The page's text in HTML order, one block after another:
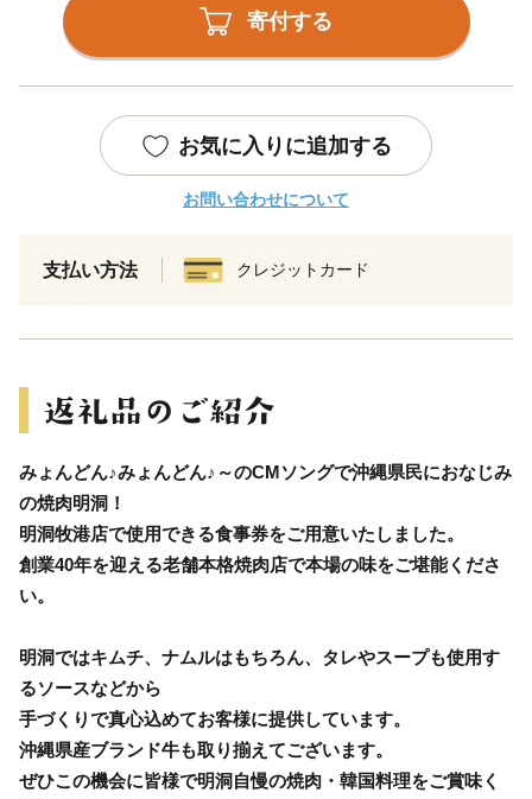
寄付する
お気に入りに追加する
お問い合わせについて
支払い方法 クレジットカード
みょんどん♪みょんどん♪～のCMソングで沖縄県民におなじみ
の焼肉明洞！
明洞牧港店で使用できる食事券をご用意いたしました。
創業40年を迎える老舗本格焼肉店で本場の味をご堪能くださ
い。
明洞ではキムチ、ナムルはもちろん、タレやスープも使用す
るソースなどから
手づくりで真心込めてお客様に提供しています。
沖縄県産ブランド牛も取り揃えてございます。
ぜひこの機会に皆様で明洞自慢の焼肉・韓国料理をご賞味く